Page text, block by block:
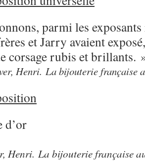
parmi les
et Jarry avaient
corsage rubis et brillants.
Henri. La bijouterie française
d’or
Henri. La bijouterie française